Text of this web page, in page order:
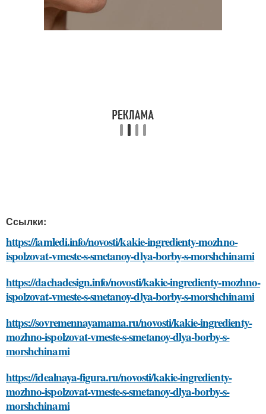
Ссылки:
https://iamledi.info/novosti/kakie-ingredienty-mozhno-
ispolzovat-vmeste-s-smetanoy-dlya-borby-s-morshchinami
https://dachadesign.info/novosti/kakie-ingredienty-mozhno-
ispolzovat-vmeste-s-smetanoy-dlya-borby-s-morshchinami
https://sovremennayamama.ru/novosti/kakie-ingredienty-
mozhno-ispolzovat-vmeste-s-smetanoy-dlya-borby-s-
morshchinami
https://idealnaya-figura.ru/novosti/kakie-ingredienty-
mozhno-ispolzovat-vmeste-s-smetanoy-dlya-borby-s-
morshchinami